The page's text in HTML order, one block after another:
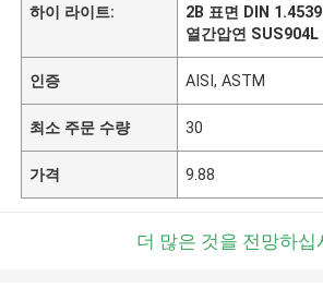
하이 라이트:
2B 표면 DIN
열간압연
인증 AISI, ASTM
최소 주문 수량 30
가격 9.88
더 많은 것을 전망하십